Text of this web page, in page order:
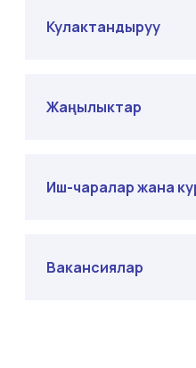
Кулактандыруу
Жаңылыктар
Иш-чаралар жана
Вакансиялар